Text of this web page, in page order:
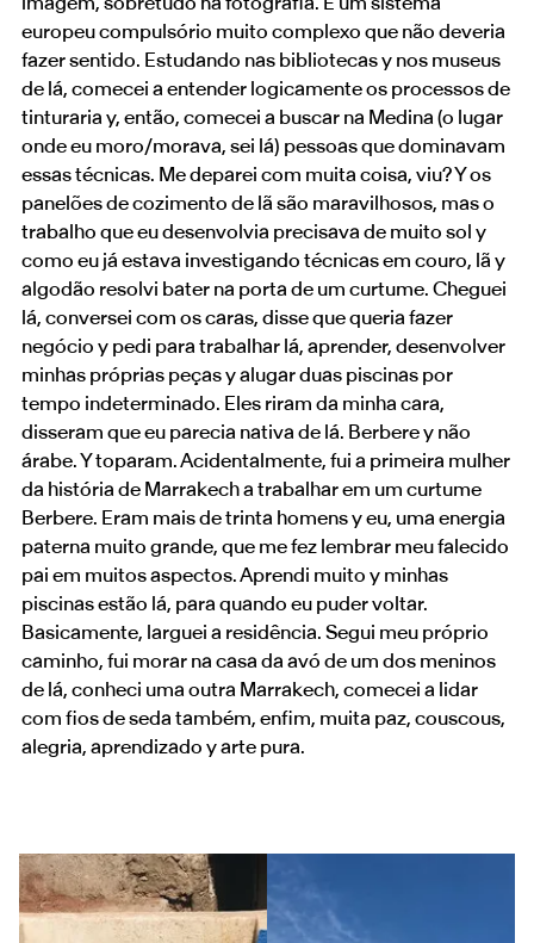
europeu compulsório muito complexo que não deveria
fazer sentido. Estudando nas bibliotecas y nos museus
de lá, comecei a entender logicamente os processos de
tinturaria y, então, comecei a buscar na Medina (o lugar
onde eu moro/morava, sei lá) pessoas que dominavam
essas técnicas. Me deparei com muita coisa, viu? Y os
panelões de cozimento de lã são maravilhosos, mas o
trabalho que eu desenvolvia precisava de muito sol y
como eu já estava investigando técnicas em couro, lã y
algodão resolvi bater na porta de um curtume. Cheguei
lá, conversei com os caras, disse que queria fazer
negócio y pedi para trabalhar lá, aprender, desenvolver
minhas próprias peças y alugar duas piscinas por
tempo indeterminado. Eles riram da minha cara,
disseram que eu parecia nativa de lá. Berbere y não
árabe. Y toparam. Acidentalmente, fui a primeira mulher
da história de Marrakech a trabalhar em um curtume
Berbere. Eram mais de trinta homens y eu, uma energia
paterna muito grande, que me fez lembrar meu falecido
pai em muitos aspectos. Aprendi muito y minhas
piscinas estão lá, para quando eu puder voltar.
Basicamente, larguei a residência. Segui meu próprio
caminho, fui morar na casa da avó de um dos meninos
de lá, conheci uma outra Marrakech, comecei a lidar
com fios de seda também, enfim, muita paz, couscous,
alegria, aprendizado y arte pura.